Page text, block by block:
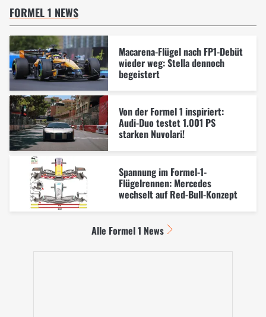
FORMEL 1 NEWS
Macarena-Flügel nach FP1-Debüt
wieder weg: Stella dennoch
begeistert
Von der Formel 1 inspiriert:
Audi-Duo testet 1.001 PS
starken Nuvolari!
Spannung im Formel-1-
Flügelrennen: Mercedes
wechselt auf Red-Bull-Konzept
Alle Formel 1 News